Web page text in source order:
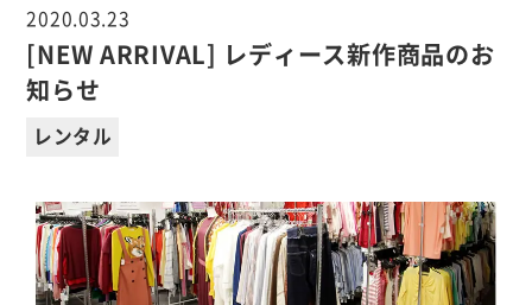
2020.03.23
[NEW ARRIVAL] レディース新作商品のお
知らせ
レンタル